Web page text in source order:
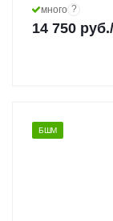
много ?
14 750 руб.
БШМ